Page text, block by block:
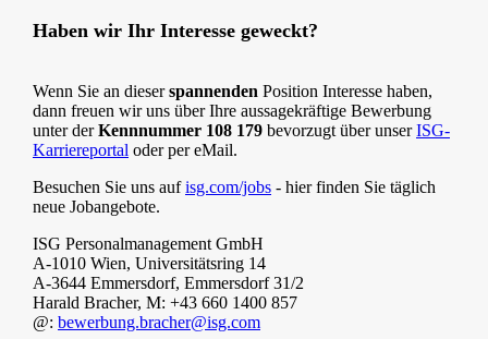
Haben wir Ihr Interesse geweckt?
Wenn Sie an dieserspannenden Position Interesse haben,
dann freuen wir uns über Ihre aussagekräftige Bewerbung
unter derKennnummer 108 179 bevorzugt über unserISG-
Karriereportal oder per eMail.
Besuchen Sie uns aufisg.com/jobs - hier finden Sie täglich
neue Jobangebote.
ISG Personalmanagement GmbH
A-1010 Wien, Universitätsring 14
A-3644 Emmersdorf, Emmersdorf 31/2
Harald Bracher, M: +43 660 1400 857
@: bewerbung.bracher@isg.com